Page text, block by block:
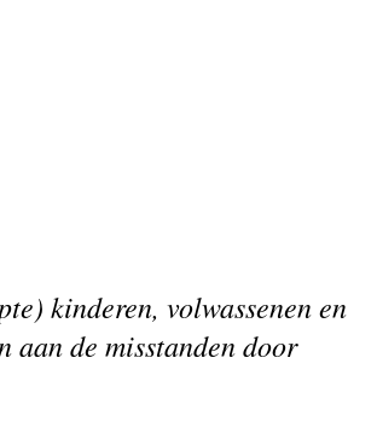
kinderen, volwassenen en
aan de misstanden door